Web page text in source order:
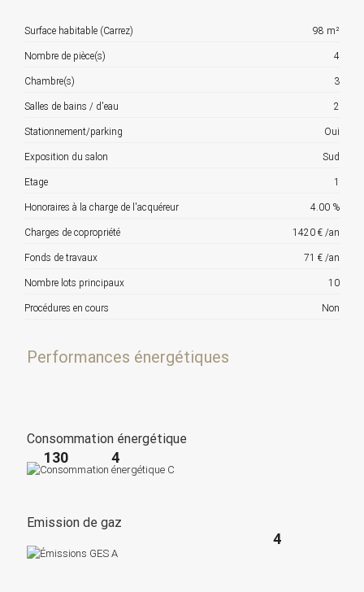
Surface habitable (Carrez) 98 m²
Nombre de pièce(s) 4
Chambre(s) 3
Salles de bains / d'eau 2
Stationnement/parking Oui
Exposition du salon Sud
Etage 1
Honoraires à la charge de l'acquéreur 4.00 %
Charges de copropriété 1420 € /an
Fonds de travaux 71 € /an
Nombre lots principaux 10
Procédures en cours Non
Performances énergétiques
Consommation énergétique
130 4
Emission de gaz
4